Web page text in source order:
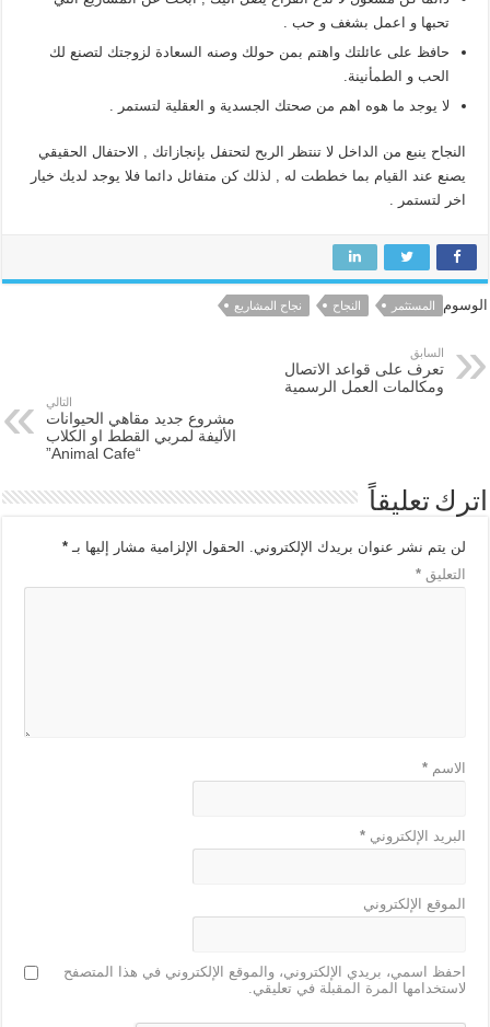
تحبها و اعمل بشغف و حب .
حافظ على عائلتك واهتم بمن حولك وصنه السعادة لزوجتك لتصنع لك
الحب و الطمأنينة.
لا يوجد ما هوه اهم من صحتك الجسدية و العقلية لتستمر .
النجاح ينبع من الداخل لا تنتظر الربح لتحتفل بإنجازاتك , الاحتفال الحقيقي
يصنع عند القيام بما خططت له , لذلك كن متفائل دائما فلا يوجد لديك خيار
اخر لتستمر .
الوسوم المستثمر النجاح نجاح المشاريع
السابق
تعرف على قواعد الاتصال
ومكالمات العمل الرسمية
التالي
مشروع جديد مقاهي الحيوانات
الأليفة لمربي القطط او الكلاب
“Animal Cafe”
اترك تعليقاً
لن يتم نشر عنوان بريدك الإلكتروني. الحقول الإلزامية مشار إليها بـ*
التعليق*
الاسم*
البريد الإلكتروني*
الموقع الإلكتروني
احفظ اسمي، بريدي الإلكتروني، والموقع الإلكتروني في هذا المتصفح
لاستخدامها المرة المقبلة في تعليقي.